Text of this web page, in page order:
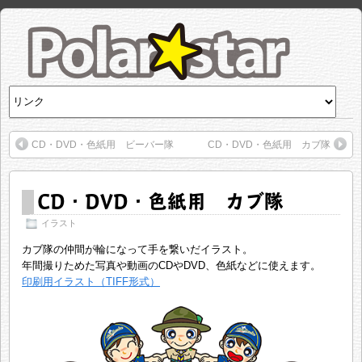
CD・DVD・色紙用 ビーバー隊 CD・DVD・色紙用 カブ隊
CD・DVD・色紙用 カブ隊
イラスト
カブ隊の仲間が輪になって手を繋いだイラスト。
年間撮りためた写真や動画のCDやDVD、色紙などに使えます。
印刷用イラスト（TIFF形式）